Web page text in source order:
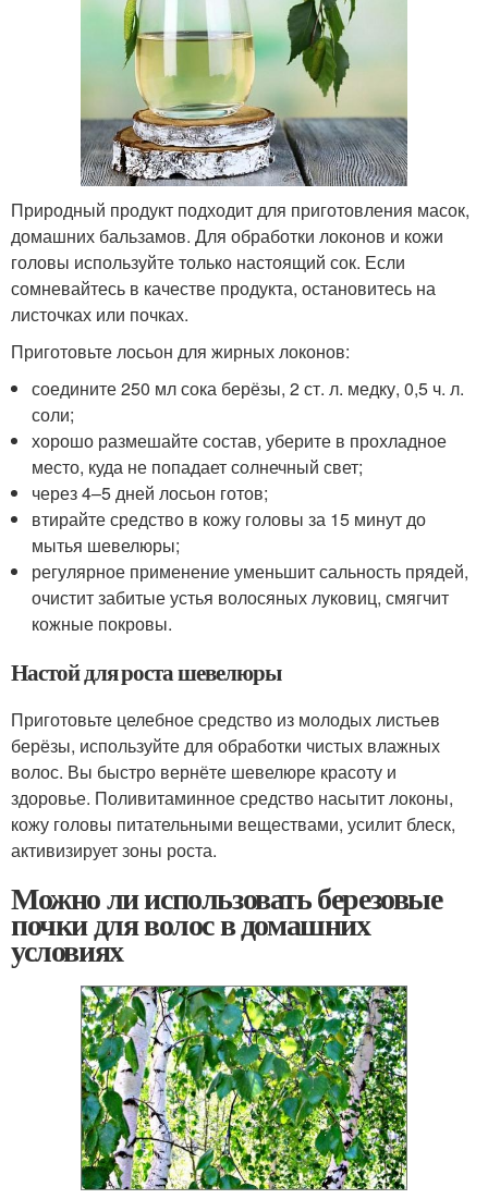
Природный продукт подходит для приготовления масок,
домашних бальзамов. Для обработки локонов и кожи
головы используйте только настоящий сок. Если
сомневайтесь в качестве продукта, остановитесь на
листочках или почках.
Приготовьте лосьон для жирных локонов:
соедините 250 мл сока берёзы, 2 ст. л. медку, 0,5 ч. л.
соли;
хорошо размешайте состав, уберите в прохладное
место, куда не попадает солнечный свет;
через 4–5 дней лосьон готов;
втирайте средство в кожу головы за 15 минут до
мытья шевелюры;
регулярное применение уменьшит сальность прядей,
очистит забитые устья волосяных луковиц, смягчит
кожные покровы.
Настой для роста шевелюры
Приготовьте целебное средство из молодых листьев
берёзы, используйте для обработки чистых влажных
волос. Вы быстро вернёте шевелюре красоту и
здоровье. Поливитаминное средство насытит локоны,
кожу головы питательными веществами, усилит блеск,
активизирует зоны роста.
Можно ли использовать березовые
почки для волос в домашних
условиях